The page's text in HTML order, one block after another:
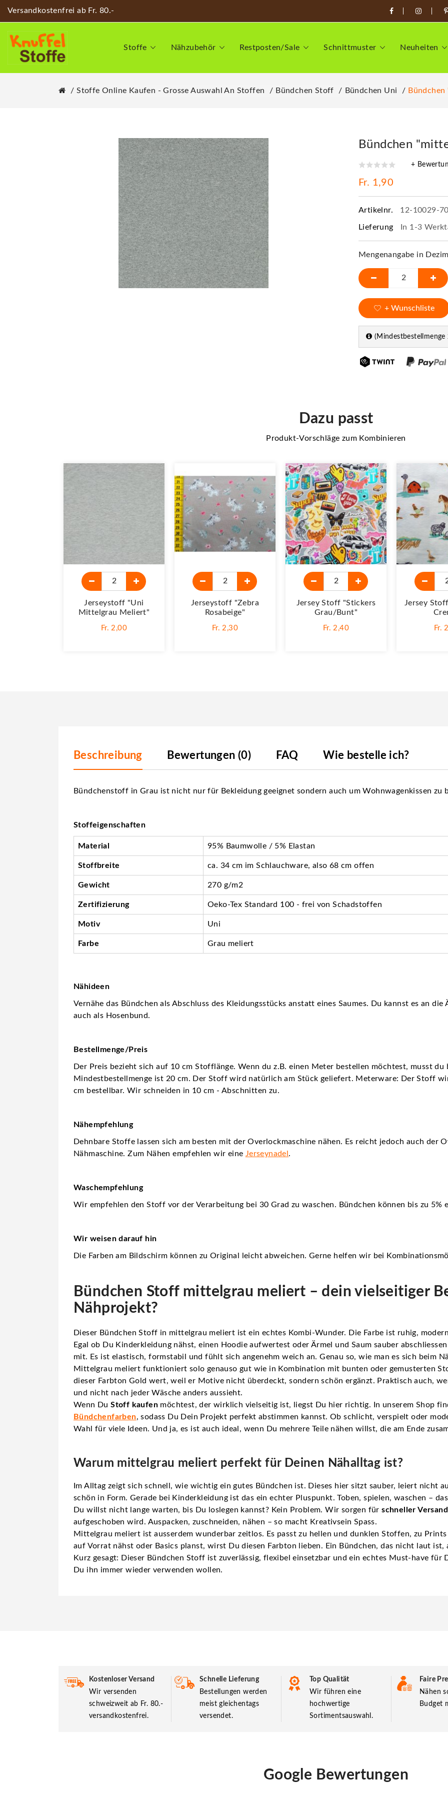
Versandkostenfrei ab Fr. 80.-
Stoffe Nähzubehör Restposten/Sale Schnittmuster Neuheiten
Stoffe Online Kaufen - Grosse Auswahl An Stoffen Bündchen Stoff Bündchen Uni
Bündchen
+
Fr. 1,90
Artikelnr. 12-10029-
Lieferung In 1-3
Mengenangabe in
+ Wunschliste
(Mindestbestellmenge
Dazu passt
Produkt-Vorschläge zum Kombinieren
Jerseystoff "Uni
Mittelgrau Meliert"
Fr. 2,00
Jerseystoff "Zebra
Rosabeige"
Fr. 2,30
Jersey Stoff "Stickers
Grau/bunt"
Fr. 2,40
Jersey
Fr.
Beschreibung Bewertungen (0) FAQ Wie bestelle ich?
Bündchenstoff in Grau ist nicht nur für Bekleidung geeignet sondern auch um Wohnwagenkissen zu
Stoffeigenschaften
Material 95% Baumwolle / 5% Elastan
Stoffbreite ca. 34 cm im Schlauchware, also 68 cm offen
Gewicht 270 g/m2
Zertifizierung Oeko-Tex Standard 100 - frei von Schadstoffen
Motiv Uni
Farbe Grau meliert
Nähideen
Vernähe das Bündchen als Abschluss des Kleidungsstücks anstatt eines Saumes. Du kannst es an
auch als Hosenbund.
Bestellmenge/Preis
Der Preis bezieht sich auf 10 cm Stofflänge. Wenn du z.B. einen Meter bestellen möchtest, musst du
Mindestbestellmenge ist 20 cm. Der Stoff wird natürlich am Stück geliefert. Meterware: Der Stoff
cm bestellbar. Wir schneiden in 10 cm - Abschnitten zu.
Nähempfehlung
Dehnbare Stoffe lassen sich am besten mit der Overlockmaschine nähen. Es reicht jedoch auch der
Nähmaschine. Zum Nähen empfehlen wir eine Jerseynadel .
Waschempfehlung
Wir empfehlen den Stoff vor der Verarbeitung bei 30 Grad zu waschen. Bündchen können bis zu 5%
Wir weisen darauf hin
Die Farben am Bildschirm können zu Original leicht abweichen. Gerne helfen wir bei
Bündchen Stoff mittelgrau meliert – dein vielseitiger
Nähprojekt?
Dieser Bündchen Stoff in mittelgrau meliert ist ein echtes Kombi-Wunder. Die Farbe ist ruhig,
Egal ob Du Kinderkleidung nähst, einen Hoodie aufwertest oder Ärmel und Saum sauber
mit. Es ist elastisch, formstabil und fühlt sich angenehm weich an. Genau so, wie man es sich beim
Mittelgrau meliert funktioniert solo genauso gut wie in Kombination mit bunten oder gemusterten
dieser Farbton Gold wert, weil er Motive nicht überdeckt, sondern schön ergänzt. Praktisch auch,
und nicht nach jeder Wäsche anders aussieht.
Wenn DuStoff kaufen möchtest, der wirklich vielseitig ist, liegst Du hier richtig. In unserem Shop
Bündchenfarben, sodass Du Dein Projekt perfekt abstimmen kannst. Ob schlicht, verspielt oder
Wahl für viele Ideen. Und ja, es ist auch ideal, wenn Du mehrere Teile nähen willst, die am Ende
Warum mittelgrau meliert perfekt für Deinen Nähalltag ist?
Im Alltag zeigt sich schnell, wie wichtig ein gutes Bündchen ist. Dieses hier sitzt sauber, leiert nicht
schön in Form. Gerade bei Kinderkleidung ist das ein echter Pluspunkt. Toben, spielen, waschen –
Du willst nicht lange warten, bis Du loslegen kannst? Kein Problem. Wir sorgen fürschneller Versand
aufgeschoben wird. Auspacken, zuschneiden, nähen – so macht Kreativsein Spass.
Mittelgrau meliert ist ausserdem wunderbar zeitlos. Es passt zu hellen und dunklen Stoffen, zu
auf Vorrat nähst oder Basics planst, wirst Du diesen Farbton lieben. Ein Bündchen, das nicht laut ist,
Kurz gesagt: Dieser Bündchen Stoff ist zuverlässig, flexibel einsetzbar und ein echtes Must-have
Du ihn immer wieder verwenden wollen.
Kostenloser Versand
Wir versenden
schweizweit ab Fr. 80.-
versandkostenfrei.
Schnelle Lieferung
Bestellungen werden
meist gleichentags
versendet.
Top Qualität
Wir führen eine
hochwertige
Sortimentsauswahl.
Faire
Nähen
Budget
Google Bewertungen